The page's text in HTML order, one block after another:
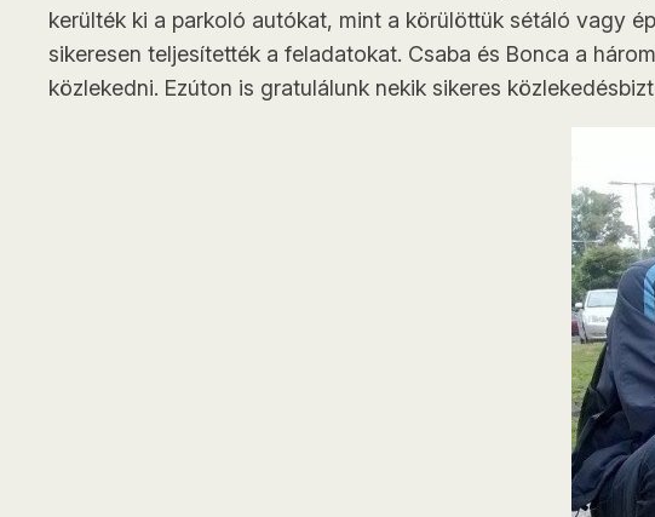
kerülték ki a parkoló autókat, mint a körülöttük sétáló vagy
sikeresen teljesítették a feladatokat. Csaba és Bonca a
közlekedni. Ezúton is gratulálunk nekik sikeres